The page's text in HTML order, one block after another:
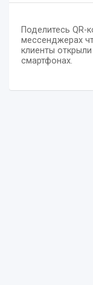
Поделитесь QR-
мессенджерах
клиенты
смартфонах.